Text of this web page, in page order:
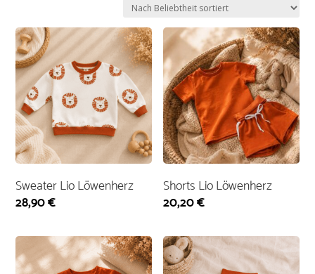
sortiert
Sweater Lio Löwenherz
28,90€
Shorts Lio Löwenherz
20,20€